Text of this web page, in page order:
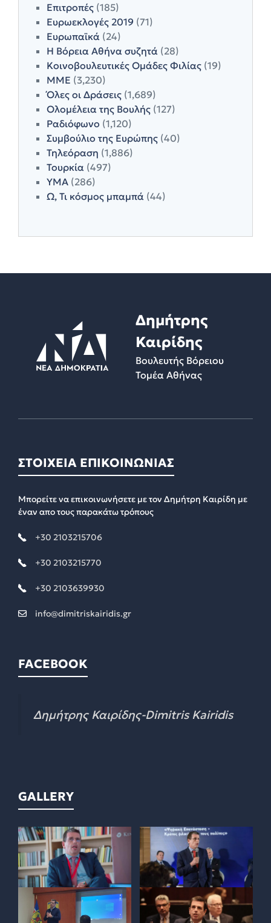
Επιτροπές (185)
Ευρωεκλογές 2019 (71)
Ευρωπαϊκά (24)
Η Βόρεια Αθήνα συζητά (28)
Κοινοβουλευτικές Ομάδες Φιλίας (19)
ΜΜΕ (3,230)
Όλες οι Δράσεις (1,689)
Ολομέλεια της Βουλής (127)
Ραδιόφωνο (1,120)
Συμβούλιο της Ευρώπης (40)
Τηλεόραση (1,886)
Τουρκία (497)
ΥΜΑ (286)
Ω, Τι κόσμος μπαμπά (44)
Δημήτρης
Καιρίδης
Βουλευτής Βόρειου
Τομέα Αθήνας
ΣΤΟΙΧΕΙΑ ΕΠΙΚΟΙΝΩΝΙΑΣ
Μπορείτε να επικοινωνήσετε με τον Δημήτρη Καιρίδη με
έναν απο τους παρακάτω τρόπους
+30 2103215706
+30 2103215770
+30 2103639930
info@dimitriskairidis.gr
FACEBOOK